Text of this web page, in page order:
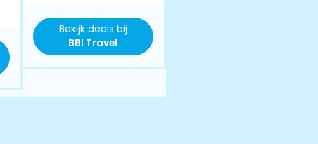
Bekijk deals bij
BBI Travel